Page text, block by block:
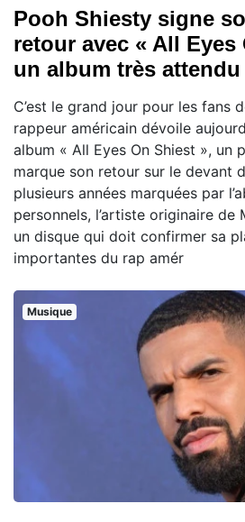
Pooh Shiesty signe
retour avec « All Eyes
un album très attendu
C’est le grand jour pour les fans
rappeur américain dévoile
album « All Eyes On Shiest », un
marque son retour sur le devant
plusieurs années marquées par
personnels, l’artiste originaire de
un disque qui doit confirmer sa
importantes du rap amér
Musique